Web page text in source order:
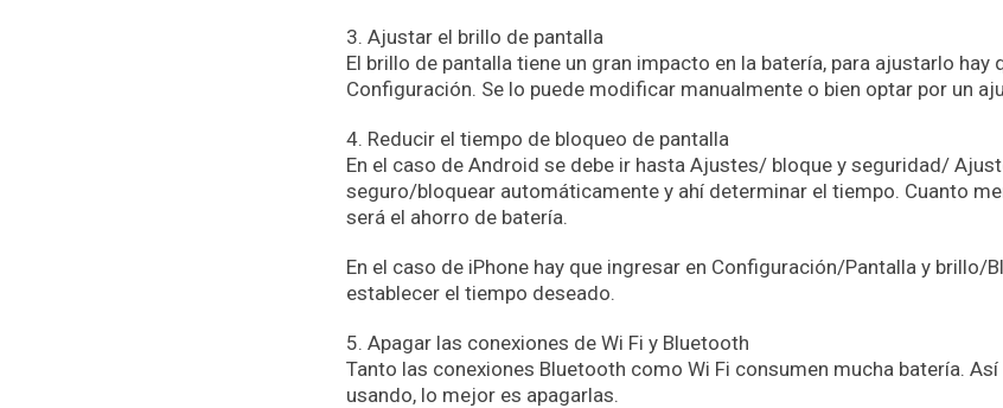
3. Ajustar el brillo de pantalla
El brillo de pantalla tiene un gran impacto en la batería, para ajustarlo hay
Configuración. Se lo puede modificar manualmente o bien optar por un
4. Reducir el tiempo de bloqueo de pantalla
En el caso de Android se debe ir hasta Ajustes/ bloque y seguridad/
seguro/bloquear automáticamente y ahí determinar el tiempo. Cuanto
será el ahorro de batería.
En el caso de iPhone hay que ingresar en Configuración/Pantalla y brillo/
establecer el tiempo deseado.
5. Apagar las conexiones de Wi Fi y Bluetooth
Tanto las conexiones Bluetooth como Wi Fi consumen mucha batería.
usando, lo mejor es apagarlas.